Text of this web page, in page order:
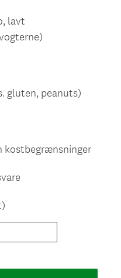
lavt
gluten, peanuts)
kostbegrænsninger